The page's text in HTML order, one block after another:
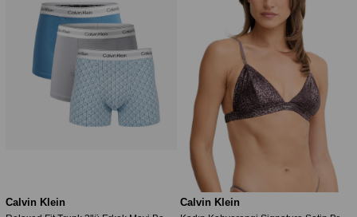
Calvin Klein Calvin Klein